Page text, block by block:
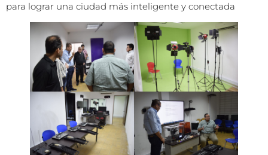
para lograr una ciudad más inteligente y conectada